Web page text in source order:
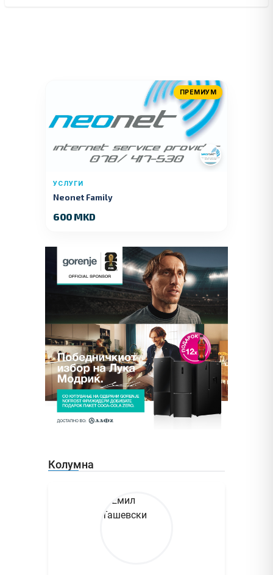
ПРЕМИУМ
УСЛУГИ
Neonet Family
600 MKD
Колумна